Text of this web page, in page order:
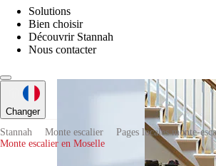
Solutions
Bien choisir
Découvrir Stannah
Nous contacter
Changer
Stannah
Monte escalier
Pages locales monte-
Monte escalier en Moselle